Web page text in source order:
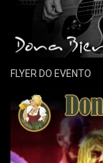
FLYER DO EVENTO